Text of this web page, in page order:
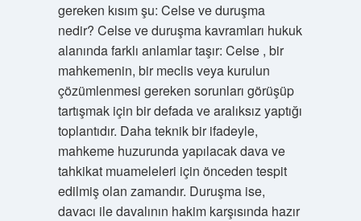
gereken kısım şu: Celse ve duruşma
nedir? Celse ve duruşma kavramları hukuk
alanında farklı anlamlar taşır: Celse , bir
mahkemenin, bir meclis veya kurulun
çözümlenmesi gereken sorunları görüşüp
tartışmak için bir defada ve aralıksız yaptığı
toplantıdır. Daha teknik bir ifadeyle,
mahkeme huzurunda yapılacak dava ve
tahkikat muameleleri için önceden tespit
edilmiş olan zamandır. Duruşma ise,
davacı ile davalının hakim karşısında hazır